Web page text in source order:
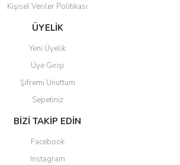
Kişisel Veriler Politikası
ÜYELİK
Yeni Üyelik
Üye Girişi
Şifremi Unuttum
Sepetiniz
BİZİ TAKİP EDİN
Facebook
Instagram